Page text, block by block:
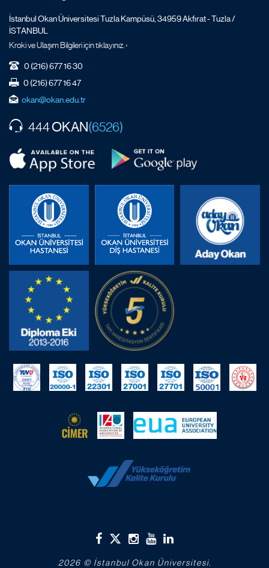
İstanbul Okan Üniversitesi Tuzla Kampüsü, 34959 Akfırat - Tuzla /
İSTANBUL
Kroki ve Ulaşım Bilgileri için tıklayınız. ›
0 (216) 677 16 30
0 (216) 677 16 47
okan@okan.edu.tr
444OKAN(6526)
2026 © İstanbul Okan Üniversitesi.